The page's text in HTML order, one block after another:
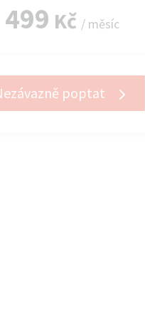
499 Kč / měsíc
poptat